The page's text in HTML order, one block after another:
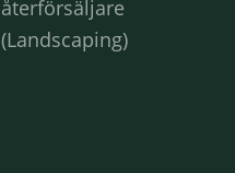
återförsäljare
(Landscaping)